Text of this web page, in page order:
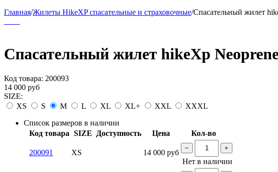
Главная/Жилеты HikeXP спасательные и страховочные/Спасательный жилет
Спасательный жилет hikeXp
Код товара: 200093
14 000 руб
SIZE:
XS
S M L XL XL+ XXL
XXXL
Список размеров в наличии
Код товара SIZE Доступность Цена Кол-во
200091 XS 14 000 руб − +
Нет в наличии